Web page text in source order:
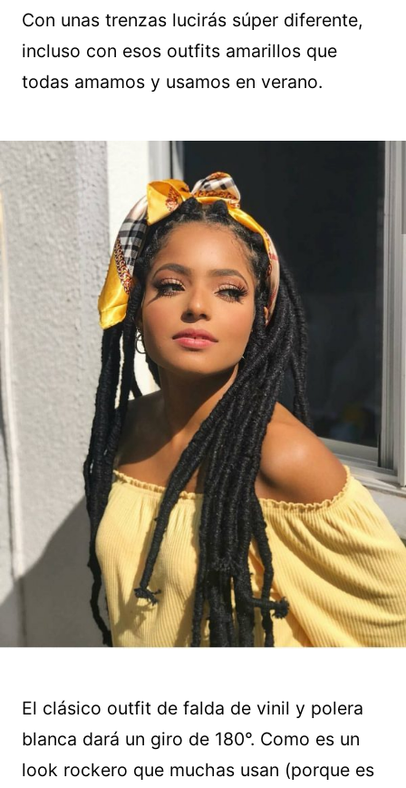
Con unas trenzas lucirás súper diferente,
incluso con esos outfits amarillos que
todas amamos y usamos en verano.
El clásico outfit de falda de vinil y polera
blanca dará un giro de 180°. Como es un
look rockero que muchas usan (porque es